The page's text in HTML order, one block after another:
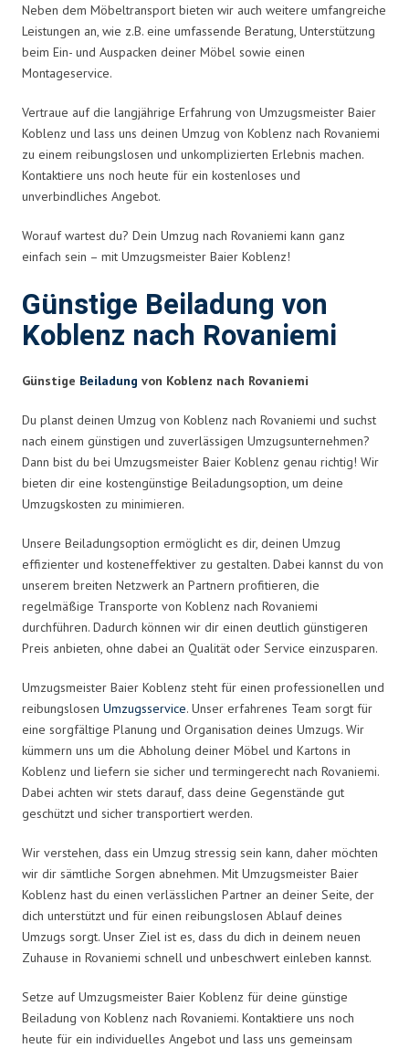
Neben dem Möbeltransport bieten wir auch weitere umfangreiche
Leistungen an, wie z.B. eine umfassende Beratung, Unterstützung
beim Ein- und Auspacken deiner Möbel sowie einen
Montageservice.
Vertraue auf die langjährige Erfahrung von Umzugsmeister Baier
Koblenz und lass uns deinen Umzug von Koblenz nach Rovaniemi
zu einem reibungslosen und unkomplizierten Erlebnis machen.
Kontaktiere uns noch heute für ein kostenloses und
unverbindliches Angebot.
Worauf wartest du? Dein Umzug nach Rovaniemi kann ganz
einfach sein – mit Umzugsmeister Baier Koblenz!
Günstige Beiladung von
Koblenz nach Rovaniemi
Günstige Beiladung von Koblenz nach Rovaniemi
Du planst deinen Umzug von Koblenz nach Rovaniemi und suchst
nach einem günstigen und zuverlässigen Umzugsunternehmen?
Dann bist du bei Umzugsmeister Baier Koblenz genau richtig! Wir
bieten dir eine kostengünstige Beiladungsoption, um deine
Umzugskosten zu minimieren.
Unsere Beiladungsoption ermöglicht es dir, deinen Umzug
effizienter und kosteneffektiver zu gestalten. Dabei kannst du von
unserem breiten Netzwerk an Partnern profitieren, die
regelmäßige Transporte von Koblenz nach Rovaniemi
durchführen. Dadurch können wir dir einen deutlich günstigeren
Preis anbieten, ohne dabei an Qualität oder Service einzusparen.
Umzugsmeister Baier Koblenz steht für einen professionellen und
reibungslosen Umzugsservice. Unser erfahrenes Team sorgt für
eine sorgfältige Planung und Organisation deines Umzugs. Wir
kümmern uns um die Abholung deiner Möbel und Kartons in
Koblenz und liefern sie sicher und termingerecht nach Rovaniemi.
Dabei achten wir stets darauf, dass deine Gegenstände gut
geschützt und sicher transportiert werden.
Wir verstehen, dass ein Umzug stressig sein kann, daher möchten
wir dir sämtliche Sorgen abnehmen. Mit Umzugsmeister Baier
Koblenz hast du einen verlässlichen Partner an deiner Seite, der
dich unterstützt und für einen reibungslosen Ablauf deines
Umzugs sorgt. Unser Ziel ist es, dass du dich in deinem neuen
Zuhause in Rovaniemi schnell und unbeschwert einleben kannst.
Setze auf Umzugsmeister Baier Koblenz für deine günstige
Beiladung von Koblenz nach Rovaniemi. Kontaktiere uns noch
heute für ein individuelles Angebot und lass uns gemeinsam